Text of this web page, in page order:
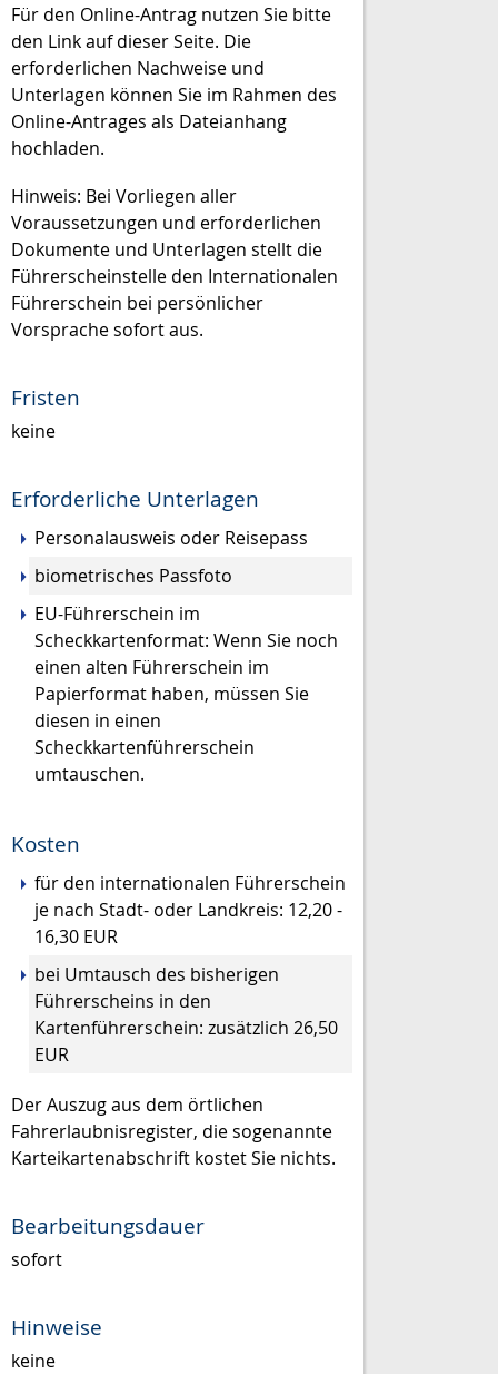
Für den Online-Antrag nutzen Sie bitte
den Link auf dieser Seite. Die
erforderlichen Nachweise und
Unterlagen können Sie im Rahmen des
Online-Antrages als Dateianhang
hochladen.
Hinweis: Bei Vorliegen aller
Voraussetzungen und erforderlichen
Dokumente und Unterlagen stellt die
Führerscheinstelle den Internationalen
Führerschein bei persönlicher
Vorsprache sofort aus.
Fristen
keine
Erforderliche Unterlagen
Personalausweis oder Reisepass
biometrisches Passfoto
EU-Führerschein im
Scheckkartenformat: Wenn Sie noch
einen alten Führerschein im
Papierformat haben, müssen Sie
diesen in einen
Scheckkartenführerschein
umtauschen.
Kosten
für den internationalen Führerschein
je nach Stadt- oder Landkreis: 12,20 -
16,30 EUR
bei Umtausch des bisherigen
Führerscheins in den
Kartenführerschein: zusätzlich 26,50
EUR
Der Auszug aus dem örtlichen
Fahrerlaubnisregister, die sogenannte
Karteikartenabschrift kostet Sie nichts.
Bearbeitungsdauer
sofort
Hinweise
keine